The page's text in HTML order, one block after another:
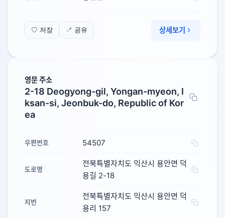
♡ 저장 ↗ 공유 상세보기
영문 주소
2-18 Deogyong-gil, Yongan-myeon, I
ksan-si, Jeonbuk-do, Republic of Kor
ea
우편번호 54507
도로명
전북특별자치도 익산시 용안면 덕
용길 2-18
지번
전북특별자치도 익산시 용안면 덕
용리 157